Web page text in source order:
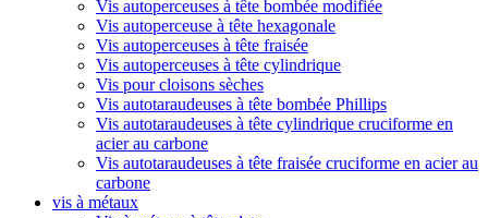
Vis autoperceuses à tête bombée modifiée
Vis autoperceuse à tête hexagonale
Vis autoperceuses à tête fraisée
Vis autoperceuses à tête cylindrique
Vis pour cloisons sèches
Vis autotaraudeuses à tête bombée Phillips
Vis autotaraudeuses à tête cylindrique cruciforme en
acier au carbone
Vis autotaraudeuses à tête fraisée cruciforme en acier au
carbone
vis à métaux